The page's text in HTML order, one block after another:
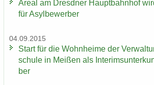
Areal am Dresd­ner Haupt­bahn­hof
für Asyl­be­wer­ber
04.09.2015
Start für die Wohn­hei­me der
schu­le in Mei­ßen als
ber